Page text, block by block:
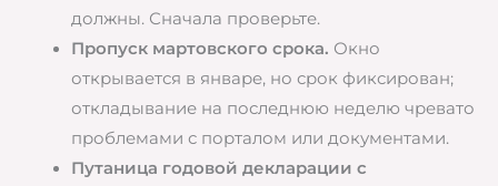
должны. Сначала проверьте.
Пропуск мартовского срока. Окно
открывается в январе, но срок фиксирован;
откладывание на последнюю неделю чревато
проблемами с порталом или документами.
Путаница годовой декларации с